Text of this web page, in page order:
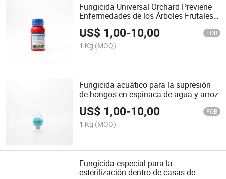
Fungicida Universal Orchard Previene
Enfermedades de los Árboles Frutales
de Cítricos y Manzanas
US$ 1,00-10,00 FOB
1 Kg (MOQ)
Fungicida acuático para la supresión
de hongos en espinaca de agua y arroz
US$ 1,00-10,00 FOB
1 Kg (MOQ)
Fungicida especial para la
esterilización dentro de casas de